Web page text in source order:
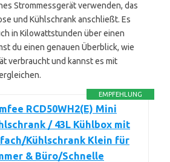
Strommessgerät verwenden, das
und Kühlschrank anschließt. Es
in Kilowattstunden über einen
du einen genauen Überblick, wie
verbraucht und kannst es mit
EMPFEHLUNG
RCD50WH2(E) Mini
/ 43L Kühlbox mit
Kühlschrank Klein für
& Büro/Schnelle